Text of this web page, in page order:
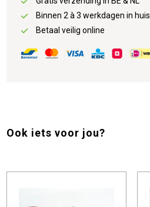
Binnen 2 à 3 werkdagen in huis
Betaal veilig online
Ook iets voor jou?